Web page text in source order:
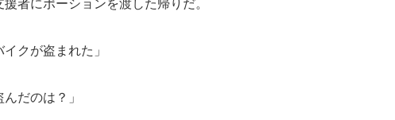
者にポーションを渡した帰りだ。
イクが盗まれた」
んだのは？」